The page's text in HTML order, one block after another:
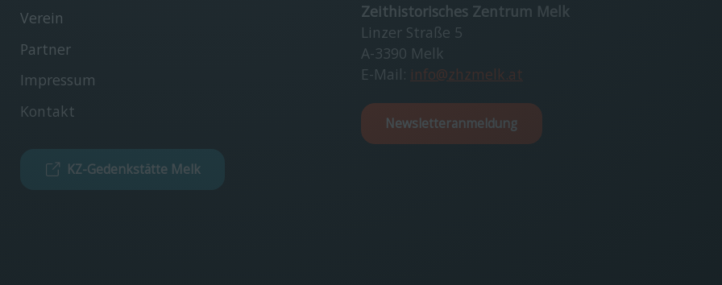
Verein
Partner
Impressum
Kontakt
KZ-Gedenkstätte Melk
Zeithistorisches Zentrum Melk
Linzer Straße 5
A-3390 Melk
E-Mail: info@zhzmelk.at
Newsletteranmeldung